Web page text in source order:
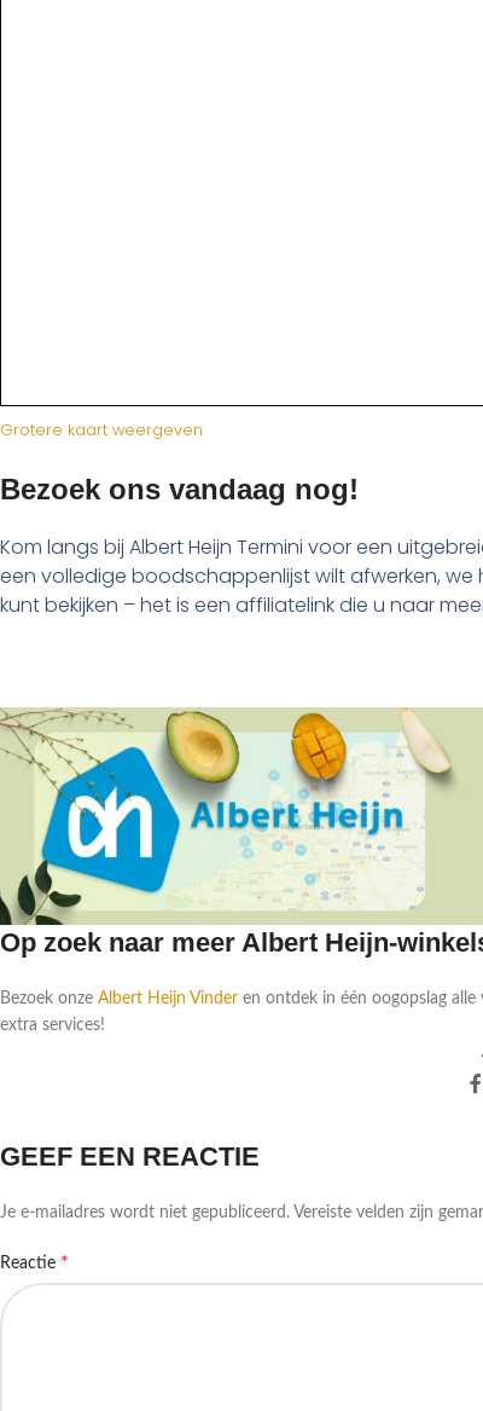
Grotere kaart weergeven
Bezoek ons vandaag nog!
Kom langs bij Albert Heijn Termini voor een
een volledige boodschappenlijst wilt afwerken,
kunt bekijken – het is een affiliatelink die u naar
Op zoek naar meer Albert Heijn-
Bezoek onze Albert Heijn Vinder en ontdek in één oogopslag
extra services!
GEEF EEN REACTIE
Je e-mailadres wordt niet gepubliceerd. Vereiste velden zijn
Reactie *